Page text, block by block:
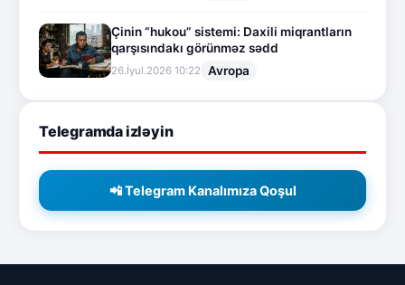
Çinin “hukou” sistemi: Daxili miqrantların
qarşısındakı görünməz sədd
26.İyul.2026 10:22 Avropa
Telegramda izləyin
📲 Telegram Kanalımıza Qoşul